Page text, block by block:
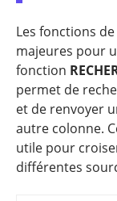
Les fonctions
majeures pour
fonction
permet de
et de renvoyer
autre colonne.
utile pour
différentes